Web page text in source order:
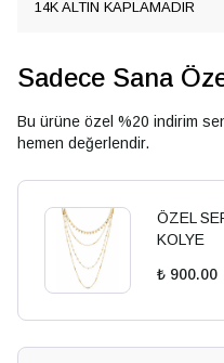
14K ALTIN KAPLAMADIR
Sadece Sana
Bu ürüne özel %20 indirim
hemen değerlendir.
ÖZEL
KOLYE
₺ 900.00